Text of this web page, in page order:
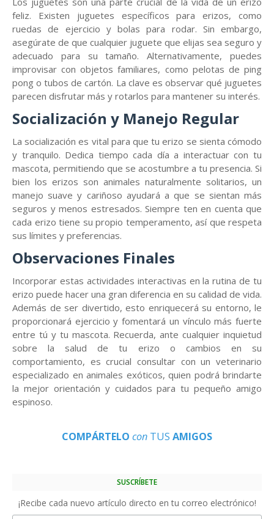
feliz. Existen juguetes específicos para erizos, como
ruedas de ejercicio y bolas para rodar. Sin embargo,
asegúrate de que cualquier juguete que elijas sea seguro y
adecuado para su tamaño. Alternativamente, puedes
improvisar con objetos familiares, como pelotas de ping
pong o tubos de cartón. La clave es observar qué juguetes
parecen disfrutar más y rotarlos para mantener su interés.
Socialización y Manejo Regular
La socialización es vital para que tu erizo se sienta cómodo
y tranquilo. Dedica tiempo cada día a interactuar con tu
mascota, permitiendo que se acostumbre a tu presencia. Si
bien los erizos son animales naturalmente solitarios, un
manejo suave y cariñoso ayudará a que se sientan más
seguros y menos estresados. Siempre ten en cuenta que
cada erizo tiene su propio temperamento, así que respeta
sus límites y preferencias.
Observaciones Finales
Incorporar estas actividades interactivas en la rutina de tu
erizo puede hacer una gran diferencia en su calidad de vida.
Además de ser divertido, esto enriquecerá su entorno, le
proporcionará ejercicio y fomentará un vínculo más fuerte
entre tú y tu mascota. Recuerda, ante cualquier inquietud
sobre la salud de tu erizo o cambios en su
comportamiento, es crucial consultar con un veterinario
especializado en animales exóticos, quien podrá brindarte
la mejor orientación y cuidados para tu pequeño amigo
espinoso.
COMPÁRTELO con TUS AMIGOS
SUSCRÍBETE
¡Recibe cada nuevo artículo directo en tu correo electrónico!